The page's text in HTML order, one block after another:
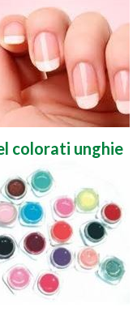
colorati unghie